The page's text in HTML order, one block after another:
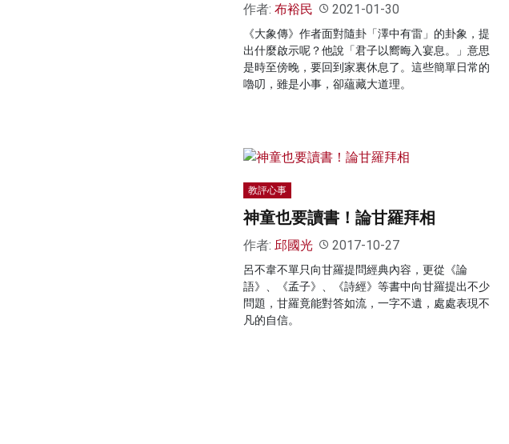
作者: 布裕民 2021-01-30
《大象傳》作者面對隨卦「澤中有雷」的卦象，提
出什麼啟示呢？他說「君子以嚮晦入宴息。」意思
是時至傍晚，要回到家裏休息了。這些簡單日常的
嚕叨，雖是小事，卻蘊藏大道理。
教評心事
神童也要讀書！論甘羅拜相
作者: 邱國光 2017-10-27
呂不韋不單只向甘羅提問經典內容，更從《論
語》、《孟子》、《詩經》等書中向甘羅提出不少
問題，甘羅竟能對答如流，一字不遺，處處表現不
凡的自信。